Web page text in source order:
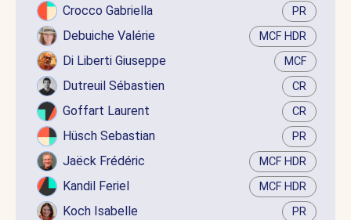
Crocco Gabriella PR
Debuiche Valérie MCF HDR
Di Liberti Giuseppe MCF
Dutreuil Sébastien CR
Goffart Laurent CR
Hüsch Sebastian PR
Jaëck Frédéric MCF HDR
Kandil Feriel MCF HDR
Koch Isabelle PR